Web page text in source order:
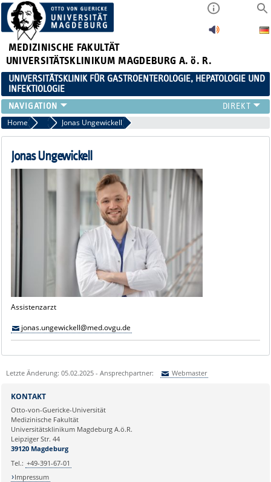
MEDIZINISCHE FAKULTÄT
UNIVERSITÄTSKLINIKUM MAGDEBURG A. ö. R.
UNIVERSITÄTSKLINIK FÜR GASTROENTEROLOGIE, HEPATOLOGIE UND
INFEKTIOLOGIE
TEAM
KLINIK
ZUWEISER
VERANSTALTUNGEN / NEWS
Home Assistenzärzt:innen
Jonas Ungewickell
Jonas Ungewickell
Assistenzarzt
jonas.ungewickell@med.ovgu.de
Letzte Änderung: 05.02.2025 - Ansprechpartner: Webmaster
Ihre E-Mailadresse:
Ihr Anliegen:
KONTAKT
Otto-von-Guericke-Universität
Medizinische Fakultät
Universitätsklinikum Magdeburg A.ö.R.
Leipziger Str. 44
39120 Magdeburg
Tel.: +49-391-67-01
Impressum